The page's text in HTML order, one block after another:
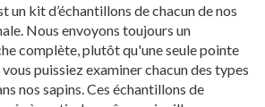
un kit d’échantillons de chacun de nos
Nous envoyons toujours un
complète, plutôt qu'une seule pointe
puissiez examiner chacun des types
nos sapins. Ces échantillons de